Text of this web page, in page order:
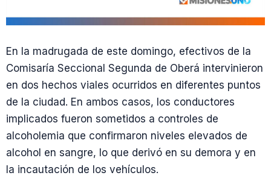
En la madrugada de este domingo, efectivos de la
Comisaría Seccional Segunda de Oberá intervinieron
en dos hechos viales ocurridos en diferentes puntos
de la ciudad. En ambos casos, los conductores
implicados fueron sometidos a controles de
alcoholemia que confirmaron niveles elevados de
alcohol en sangre, lo que derivó en su demora y en
la incautación de los vehículos.